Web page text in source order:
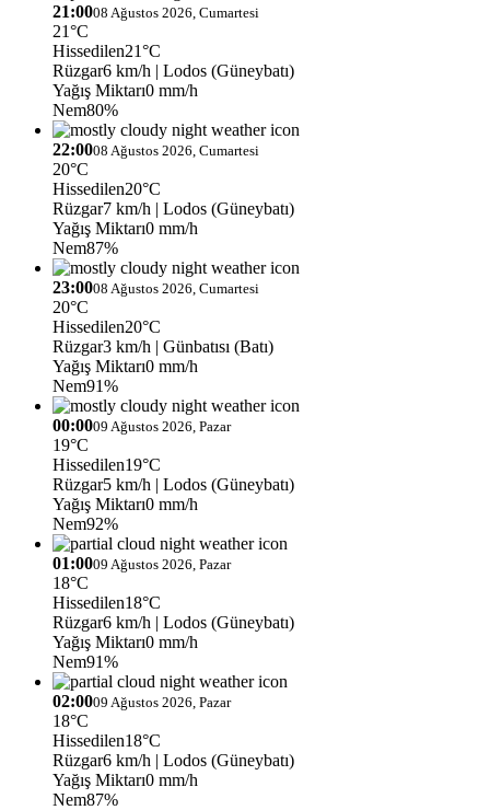
21:0008 Ağustos 2026, Cumartesi
21°C
Hissedilen21°C
Rüzgar6 km/h | Lodos (Güneybatı)
Yağış Miktarı0 mm/h
Nem80%
22:0008 Ağustos 2026, Cumartesi
20°C
Hissedilen20°C
Rüzgar7 km/h | Lodos (Güneybatı)
Yağış Miktarı0 mm/h
Nem87%
23:0008 Ağustos 2026, Cumartesi
20°C
Hissedilen20°C
Rüzgar3 km/h | Günbatısı (Batı)
Yağış Miktarı0 mm/h
Nem91%
00:0009 Ağustos 2026, Pazar
19°C
Hissedilen19°C
Rüzgar5 km/h | Lodos (Güneybatı)
Yağış Miktarı0 mm/h
Nem92%
01:0009 Ağustos 2026, Pazar
18°C
Hissedilen18°C
Rüzgar6 km/h | Lodos (Güneybatı)
Yağış Miktarı0 mm/h
Nem91%
02:0009 Ağustos 2026, Pazar
18°C
Hissedilen18°C
Rüzgar6 km/h | Lodos (Güneybatı)
Yağış Miktarı0 mm/h
Nem87%